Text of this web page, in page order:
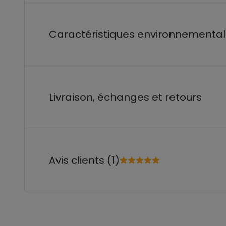
Caractéristiques
Livraison, échanges et retours
Avis clients (1)